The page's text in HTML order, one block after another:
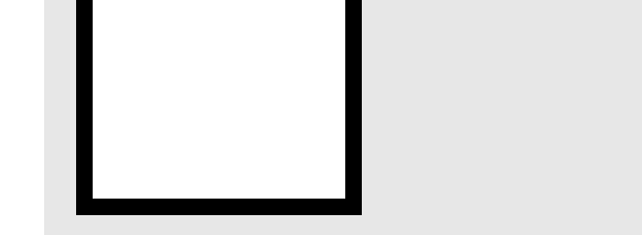
C.C. Zarandona